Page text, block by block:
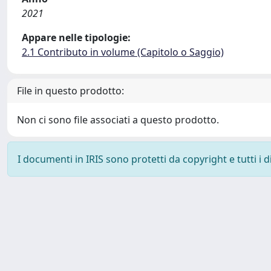
2021
Appare nelle tipologie:
2.1 Contributo in volume (Capitolo o Saggio)
File in questo prodotto:
Non ci sono file associati a questo prodotto.
I documenti in IRIS sono protetti da copyright e tutti i